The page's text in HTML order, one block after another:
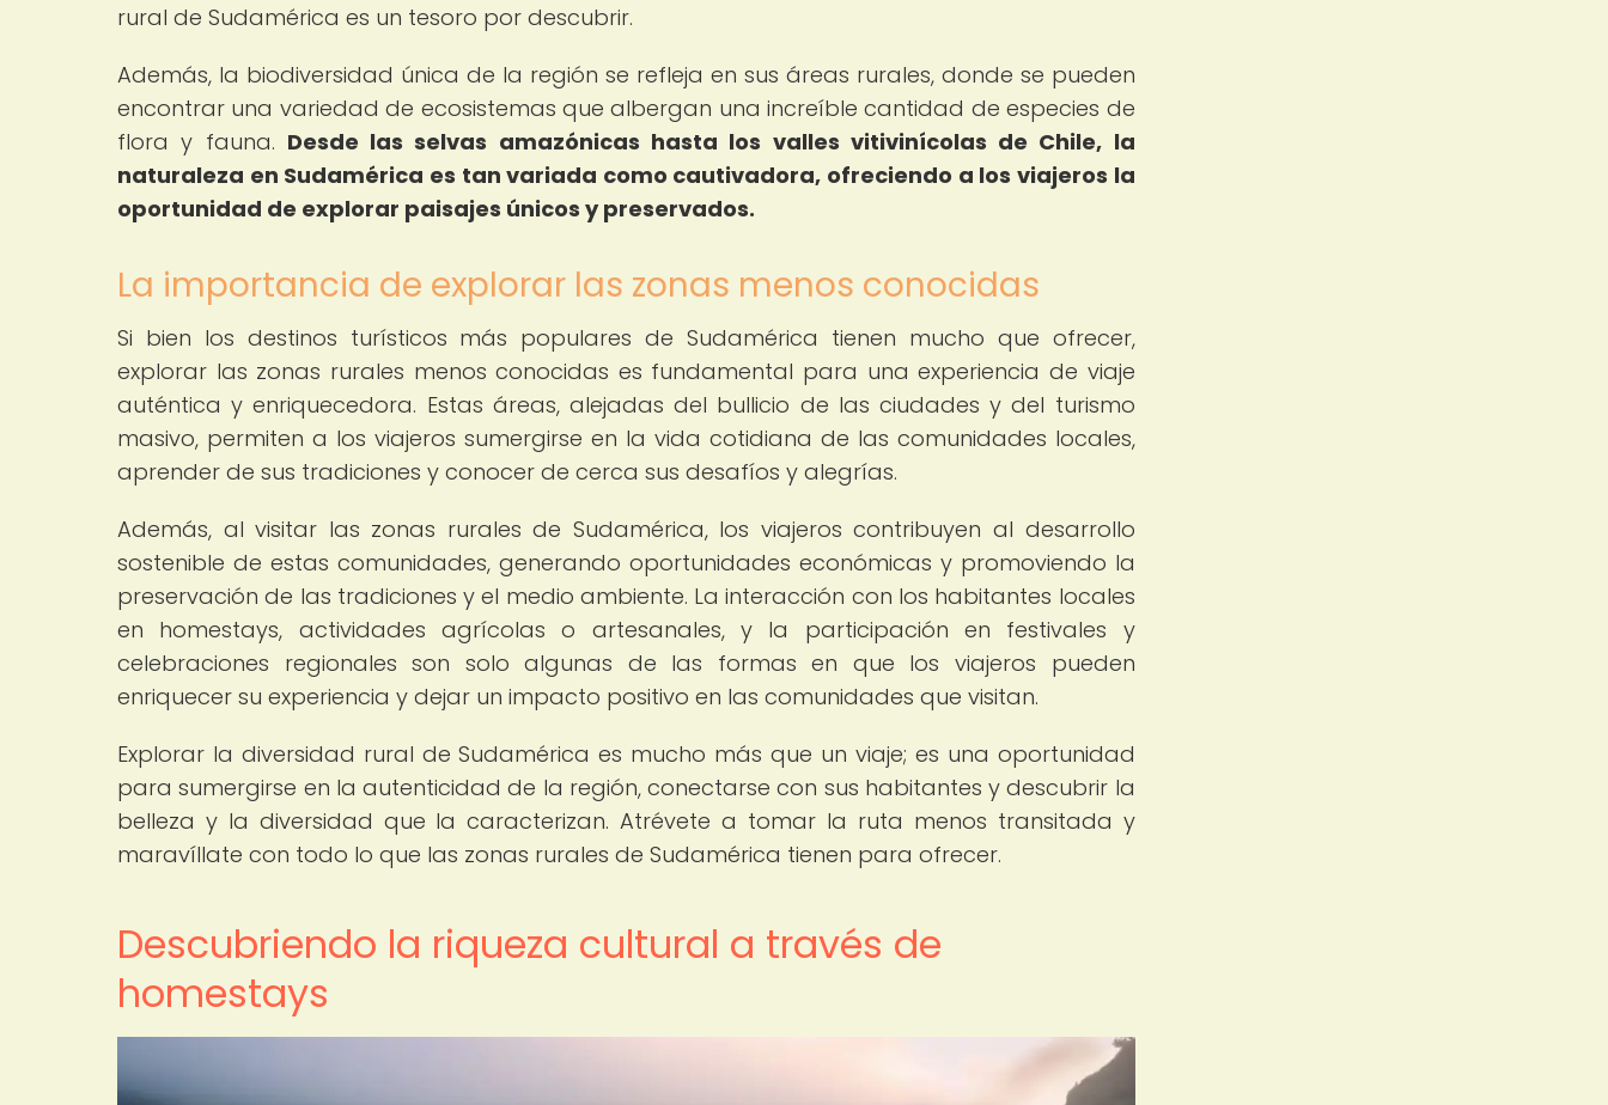
rural de Sudamérica es un tesoro por descubrir.
Además, la biodiversidad única de la región se refleja en sus áreas rurales, donde se pueden
encontrar una variedad de ecosistemas que albergan una increíble cantidad de especies de
flora y fauna. Desde las selvas amazónicas hasta los valles vitivinícolas de Chile, la
naturaleza en Sudamérica es tan variada como cautivadora, ofreciendo a los viajeros la
oportunidad de explorar paisajes únicos y preservados.
La importancia de explorar las zonas menos conocidas
Si bien los destinos turísticos más populares de Sudamérica tienen mucho que ofrecer,
explorar las zonas rurales menos conocidas es fundamental para una experiencia de viaje
auténtica y enriquecedora. Estas áreas, alejadas del bullicio de las ciudades y del turismo
masivo, permiten a los viajeros sumergirse en la vida cotidiana de las comunidades locales,
aprender de sus tradiciones y conocer de cerca sus desafíos y alegrías.
Además, al visitar las zonas rurales de Sudamérica, los viajeros contribuyen al desarrollo
sostenible de estas comunidades, generando oportunidades económicas y promoviendo la
preservación de las tradiciones y el medio ambiente. La interacción con los habitantes locales
en homestays, actividades agrícolas o artesanales, y la participación en festivales y
celebraciones regionales son solo algunas de las formas en que los viajeros pueden
enriquecer su experiencia y dejar un impacto positivo en las comunidades que visitan.
Explorar la diversidad rural de Sudamérica es mucho más que un viaje; es una oportunidad
para sumergirse en la autenticidad de la región, conectarse con sus habitantes y descubrir la
belleza y la diversidad que la caracterizan. Atrévete a tomar la ruta menos transitada y
maravíllate con todo lo que las zonas rurales de Sudamérica tienen para ofrecer.
Descubriendo la riqueza cultural a través de
homestays